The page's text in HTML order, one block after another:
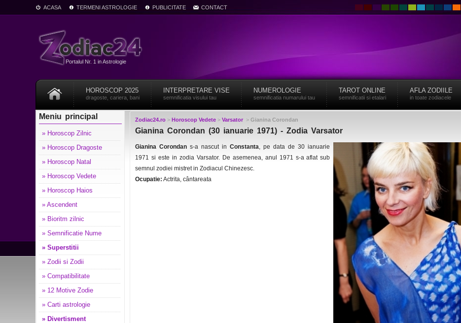
ACASA TERMENI ASTROLOGIE PUBLICITATE CONTACT
Portalul Nr. 1 in Astrologie
HOROSCOP 2025
dragoste, cariera, bani
INTERPRETARE VISE
semnificatia visului tau
NUMEROLOGIE
semnificatia numarului tau
TAROT ONLINE
semnificatii si etalari
AFLA ZODIILE
in toate zodiacele
Meniu principal
» Horoscop Zilnic
» Horoscop Dragoste
» Horoscop Natal
» Horoscop Vedete
» Horoscop Haios
» Ascendent
» Bioritm zilnic
» Semnificatie Nume
» Superstitii
» Zodii si Zodii
» Compatibilitate
» 12 Motive Zodie
» Carti astrologie
» Divertisment
Zodiac24.ro > Horoscop Vedete > Varsator > Gianina Corondan
Gianina Corondan (30 ianuarie 1971) - Zodia Varsator
Gianina Corondan s-a nascut inConstanta, pe data de 30 ianuarie
1971 si este in zodia Varsator. De asemenea, anul 1971 s-a aflat sub
semnul zodiei mistret in Zodiacul Chinezesc.
Ocupatie: Actrita, cântareata